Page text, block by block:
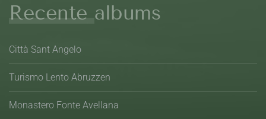
Recente albums
Città Sant Angelo
Turismo Lento Abruzzen
Monastero Fonte Avellana